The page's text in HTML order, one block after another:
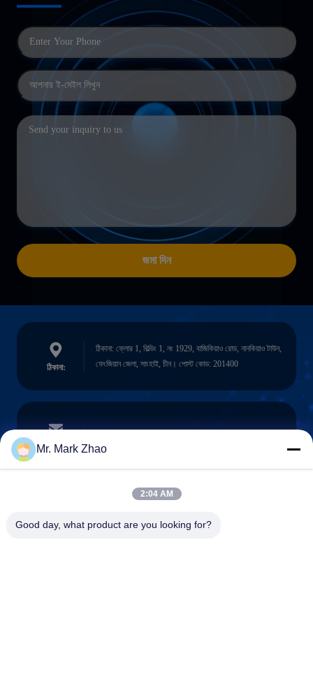
জমা দিন
ঠিকানা:
ঠিকানা: ফ্লোর 1, বিল্ডিং 1, নং 1929, বাজিকিয়াও রোড, নানকিয়াও টাউন,
ফেংজিয়ান জেলা, সাংহাই, চীন। পোস্ট কোড: 201400
ই-মেইল
ফোন:
Mr. Mark Zhao
2:04 AM
Good day, what product are you looking for?